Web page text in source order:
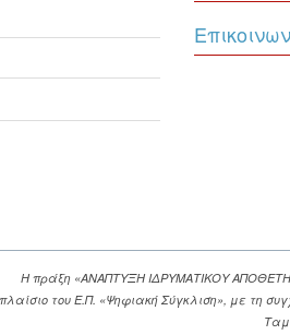
Η πράξη «ΑΝΑΠΤΥΞΗ ΙΔΡΥΜΑΤΙΚΟΥ
πλαίσιο του Ε.Π. «Ψηφιακή Σύγκλιση», με τη